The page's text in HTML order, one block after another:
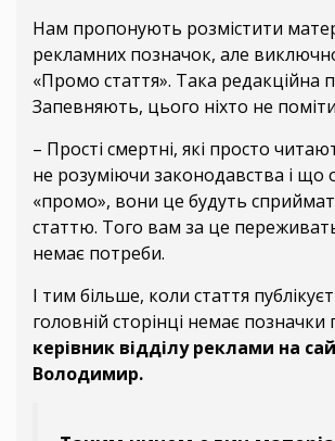
Нам пропонують розмістити
рекламних позначок, але
«Промо стаття». Така редакційна
Запевняють, цього ніхто не
– Прості смертні, які просто
не розуміючи законодавства і що
«промо», вони це будуть
статтю. Того вам за це
немає потреби.
І тим більше, коли стаття
головній сторінці немає
керівник відділу реклами на
Володимир.